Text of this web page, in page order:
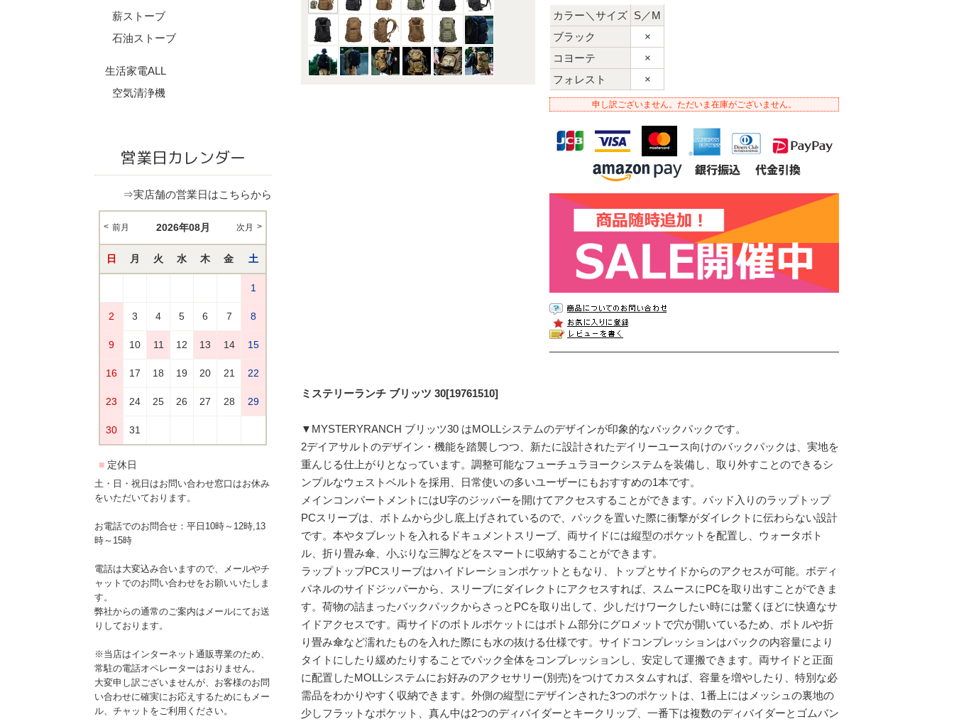
薪ストーブ
石油ストーブ
生活家電ALL
空気清浄機
営業日カレンダー
⇒実店舗の営業日はこちらから
土・日・祝日はお問い合わせ窓口はお休み
をいただいております。
お電話でのお問合せ：平日10時～12時,13
時～15時
電話は大変込み合いますので、メールやチ
ャットでのお問い合わせをお願いいたしま
す。
弊社からの通常のご案内はメールにてお送
りしております。
※当店はインターネット通販専業のため、
常駐の電話オペレーターはおりません。
大変申し訳ございませんが、お客様のお問
い合わせに確実にお応えするためにもメー
ル、チャットをご利用ください。
カラー＼サイズ S／M
ブラック
×
コヨーテ
×
フォレスト
×
申し訳ございません。ただいま在庫がございません。
ミステリーランチ ブリッツ 30[19761510]
▼MYSTERYRANCH ブリッツ30 はMOLLシステムのデザインが印象的なバックパックです。
2デイアサルトのデザイン・機能を踏襲しつつ、新たに設計されたデイリーユース向けのバックパックは、実地を
重んじる仕上がりとなっています。調整可能なフューチュラヨークシステムを装備し、取り外すことのできるシ
ンプルなウェストベルトを採用、日常使いの多いユーザーにもおすすめの1本です。
メインコンパートメントにはU字のジッパーを開けてアクセスすることができます。パッド入りのラップトップ
PCスリーブは、ボトムから少し底上げされているので、パックを置いた際に衝撃がダイレクトに伝わらない設計
です。本やタブレットを入れるドキュメントスリーブ、両サイドには縦型のポケットを配置し、ウォータボト
ル、折り畳み傘、小ぶりな三脚などをスマートに収納することができます。
ラップトップPCスリーブはハイドレーションポケットともなり、トップとサイドからのアクセスが可能。ボディ
パネルのサイドジッパーから、スリーブにダイレクトにアクセスすれば、スムースにPCを取り出すことができま
す。荷物の詰まったバックパックからさっとPCを取り出して、少しだけワークしたい時には驚くほどに快適なサ
イドアクセスです。両サイドのボトルポケットにはボトム部分にグロメットで穴が開いているため、ボトルや折
り畳み傘など濡れたものを入れた際にも水の抜ける仕様です。サイドコンプレッションはパックの内容量により
タイトにしたり緩めたりすることでパック全体をコンプレッションし、安定して運搬できます。両サイドと正面
に配置したMOLLシステムにお好みのアクセサリー(別売)をつけてカスタムすれば、容量を増やしたり、特別な必
需品をわかりやすく収納できます。外側の縦型にデザインされた3つのポケットは、1番上にはメッシュの裏地の
少しフラットなポケット、真ん中は2つのディバイダーとキークリップ、一番下は複数のディバイダーとゴムバン